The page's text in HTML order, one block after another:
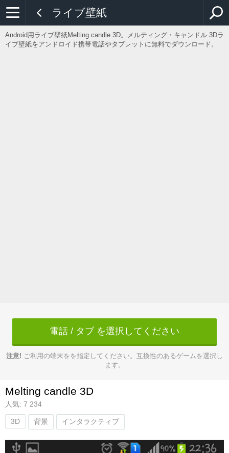
ライブ壁紙
Android用ライブ壁紙Melting candle 3D。メルティング・キャンドル 3Dラ
イブ壁紙をアンドロイド携帯電話やタブレットに無料でダウンロード。
電話 / タブ を選択してください
注意! ご利用の端末をを指定してください。互換性のあるゲームを選択し
ます。
Melting candle 3D
人気: 7 234
3D 背景 インタラクティブ